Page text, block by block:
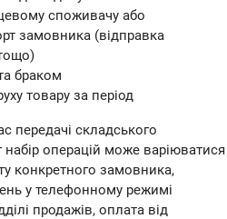
споживачу або
замовника (відправка
браком
товару за період
передачі складського
набір операцій може варіюватися
конкретного замовника,
у телефонному режимі
продажів, оплата від